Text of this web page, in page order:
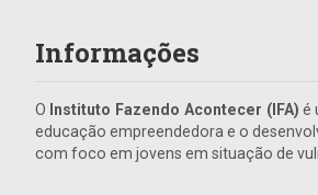
Informações
O Instituto Fazendo Acontecer (IFA) é
educação empreendedora e o
com foco em jovens em situação de